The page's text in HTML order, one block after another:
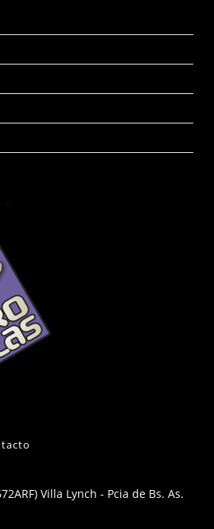
Villa Lynch - Pcia de Bs. As.